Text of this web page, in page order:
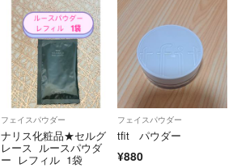
フェイスパウダー
ナリス化粧品★セルグ
レース ルースパウダ
ー レフィル 1袋
フェイスパウダー
tfit パウダー
¥880